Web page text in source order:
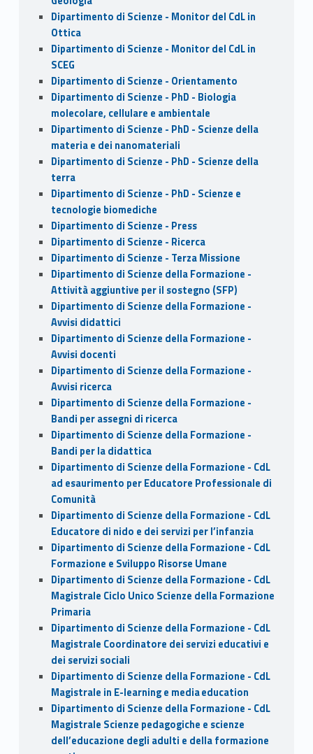
Dipartimento di Scienze - Monitor del CdL in
Ottica
Dipartimento di Scienze - Monitor del CdL in
SCEG
Dipartimento di Scienze - Orientamento
Dipartimento di Scienze - PhD - Biologia
molecolare, cellulare e ambientale
Dipartimento di Scienze - PhD - Scienze della
materia e dei nanomateriali
Dipartimento di Scienze - PhD - Scienze della
terra
Dipartimento di Scienze - PhD - Scienze e
tecnologie biomediche
Dipartimento di Scienze - Press
Dipartimento di Scienze - Ricerca
Dipartimento di Scienze - Terza Missione
Dipartimento di Scienze della Formazione -
Attività aggiuntive per il sostegno (SFP)
Dipartimento di Scienze della Formazione -
Avvisi didattici
Dipartimento di Scienze della Formazione -
Avvisi docenti
Dipartimento di Scienze della Formazione -
Avvisi ricerca
Dipartimento di Scienze della Formazione -
Bandi per assegni di ricerca
Dipartimento di Scienze della Formazione -
Bandi per la didattica
Dipartimento di Scienze della Formazione - CdL
ad esaurimento per Educatore Professionale di
Comunità
Dipartimento di Scienze della Formazione - CdL
Educatore di nido e dei servizi per l’infanzia
Dipartimento di Scienze della Formazione - CdL
Formazione e Sviluppo Risorse Umane
Dipartimento di Scienze della Formazione - CdL
Magistrale Ciclo Unico Scienze della Formazione
Primaria
Dipartimento di Scienze della Formazione - CdL
Magistrale Coordinatore dei servizi educativi e
dei servizi sociali
Dipartimento di Scienze della Formazione - CdL
Magistrale in E-learning e media education
Dipartimento di Scienze della Formazione - CdL
Magistrale Scienze pedagogiche e scienze
dell’educazione degli adulti e della formazione